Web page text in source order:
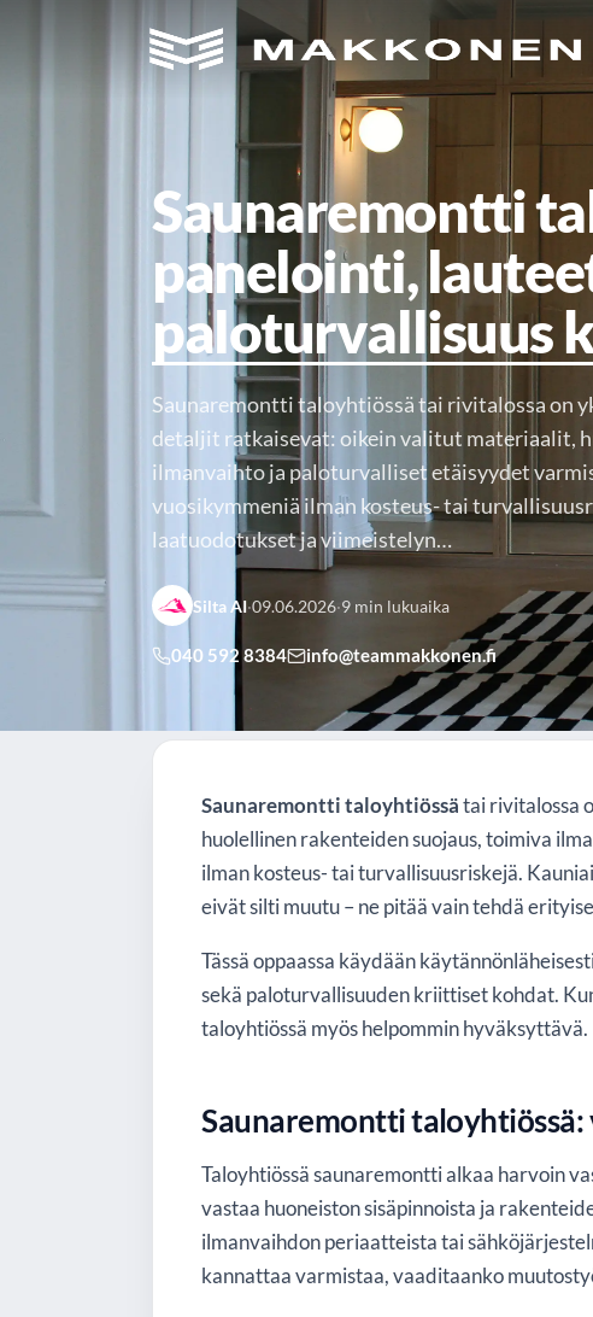
Main Navigation
Saunaremontti
panelointi,
paloturvallisuus
Saunaremontti taloyhtiössä tai rivitalossa on
detaljit ratkaisevat: oikein valitut materiaalit,
ilmanvaihto ja paloturvalliset etäisyydet
vuosikymmeniä ilman kosteus- tai
laatuodotukset ja viimeistelyn…
Silta AI·09.06.2026·9 min lukuaika
040 592 8384 info@teammakkonen.fi
Saunaremontti taloyhtiössä tai rivitalossa
huolellinen rakenteiden suojaus, toimiva
ilman kosteus- tai turvallisuusriskejä.
eivät silti muutu – ne pitää vain tehdä
Tässä oppaassa käydään
sekä paloturvallisuuden kriittiset kohdat.
taloyhtiössä myös helpommin hyväksyttävä.
Saunaremontti
Taloyhtiössä saunaremontti alkaa harvoin
vastaa huoneiston sisäpinnoista ja
ilmanvaihdon periaatteista tai
kannattaa varmistaa, vaaditaanko